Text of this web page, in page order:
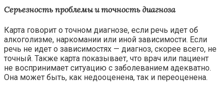
Серьезность проблемы и точность диагноза
Карта говорит о точном диагнозе, если речь идет об
алкоголизме, наркомании или иной зависимости. Если
речь не идет о зависимостях — диагноз, скорее всего, не
точный. Также карта показывает, что врач или пациент
не воспринимает ситуацию с заболеванием адекватно.
Она может быть, как недооценена, так и переоценена.